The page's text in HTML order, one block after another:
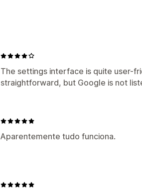
The settings interface is quite user-
straightforward, but Google is not
Aparentemente tudo funciona.